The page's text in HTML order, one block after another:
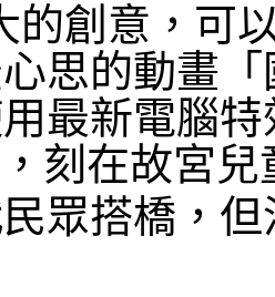
的創意，可
思的動畫
最新電腦
，刻在故宮
眾搭橋，